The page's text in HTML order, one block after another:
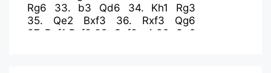
Rg6
33. b3 Qd6 34. Kh1
Rg3
35. Qe2 Bxf3 36. Rxf3
Qg6
37. Ref1 Rxf3 38. Qxf3 e4 39.
Qe2